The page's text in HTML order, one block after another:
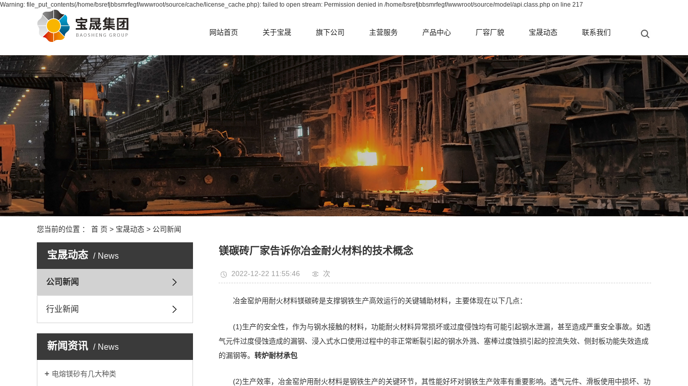
Warning: file_put_contents(/home/bsrefjbbsmrfegf/wwwroot/source/cache/license_cache.php): failed to open stream: Permission denied in /home/bsrefjbbsmrfegf/wwwroot/source/model/api.class.php on line 217
网站首页 关于宝晟
公司简介
资质荣誉
合作伙伴
旗下公司
晟华中天
宝耐耐火
宝拓耐火
主营服务
电炉整体承包
转炉整体承包
钢包整体承包
中间包整体承包
鱼雷罐整体承包
铁水包整体承包
产品中心
转炉篇
电炉篇
钢包篇
中间包篇
冶金辅料篇
原料篇
转炉掷落式检测
系统
厂容厂貌 宝晟动态
公司新闻
行业新闻
联系我们
您当前的位置 ： 首 页 > 宝晟动态 > 公司新闻
宝晟动态 News
公司新闻
行业新闻
新闻资讯 News
电熔镁砂有几大种类
镁碳砖厂家告诉你冶金耐火材料的技术概念
2022-12-22 11:55:46 次
冶金窑炉用耐火材料镁碳砖是支撑钢铁生产高效运行的关键辅助材料，主要体现在以下几点：
(1)生产的安全性，作为与钢水接触的材料，功能耐火材料异常损坏或过度侵蚀均有可能引起钢水泄漏，甚至造成严重安全事故。如透
气元件过度侵蚀造成的漏钢、浸入式水口使用过程中的非正常断裂引起的钢水外溅、塞棒过度蚀损引起的控流失效、侧封板功能失效造成
的漏钢等。 转炉耐材承包
(2)生产效率，冶金窑炉用耐火材料是钢铁生产的关键环节，其性能好坏对钢铁生产效率有重要影响。透气元件、滑板使用中损坏、功